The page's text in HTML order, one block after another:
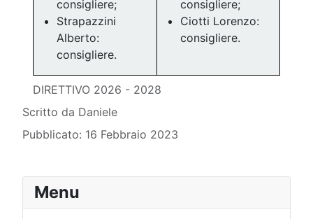
Menu
DIRETTIVO 2026 - 2028
consigliere;
Strapazzini
Alberto:
consigliere.
consigliere;
Ciotti Lorenzo:
consigliere.
Dettagli
Scritto da Daniele
Pubblicato: 16 Febbraio 2023